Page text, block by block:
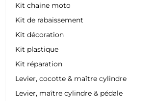
Kit chaine moto
Kit de rabaissement
Kit décoration
Kit plastique
Kit réparation
Levier, cocotte & maître cylindre
Levier, maître cylindre & pédale